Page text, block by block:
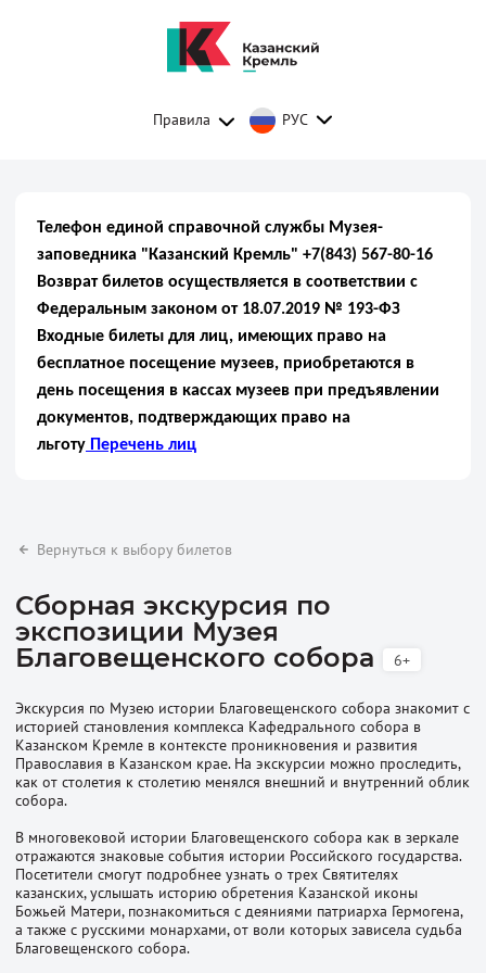
Правила РУС
Телефон единой справочной службы Музея-
заповедника "Казанский Кремль" +7(843) 567-80-16
Возврат билетов осуществляется в соответствии с
Федеральным законом от 18.07.2019 № 193-ФЗ
Входные билеты для лиц, имеющих право на
бесплатное посещение музеев, приобретаются в
день посещения в кассах музеев при предъявлении
документов, подтверждающих право на
льготу Перечень лиц
Вернуться к выбору билетов
Сборная экскурсия по
экспозиции Музея
Благовещенского собора
6+
Экскурсия по Музею истории Благовещенского собора знакомит с
историей становления комплекса Кафедрального собора в
Казанском Кремле в контексте проникновения и развития
Православия в Казанском крае. На экскурсии можно проследить,
как от столетия к столетию менялся внешний и внутренний облик
собора.
В многовековой истории Благовещенского собора как в зеркале
отражаются знаковые события истории Российского государства.
Посетители смогут подробнее узнать о трех Святителях
казанских, услышать историю обретения Казанской иконы
Божьей Матери, познакомиться с деяниями патриарха Гермогена,
а также с русскими монархами, от воли которых зависела судьба
Благовещенского собора.